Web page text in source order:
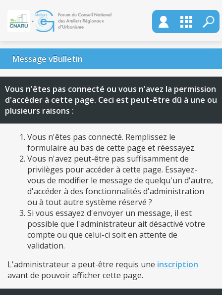
Message vBulletin
Vous n'êtes pas connecté ou vous n'avez la permission
d'accéder à cette page. Ceci est peut-être dû à une ou
plusieurs raisons :
Vous n'êtes pas connecté. Remplissez le
formulaire au bas de cette page et réessayez.
Vous n'avez peut-être pas suffisamment de
privilèges pour accéder à cette page. Essayez-
vous de modifier le message de quelqu'un d'autre,
d'accéder à des fonctionnalités d'administration
ou à tout autre système réservé ?
Si vous essayez d'envoyer un message, il est
possible que l'administrateur ait désactivé votre
compte ou que celui-ci soit en attente de
validation.
L'administrateur a peut-être requis une inscription
avant de pouvoir afficher cette page.